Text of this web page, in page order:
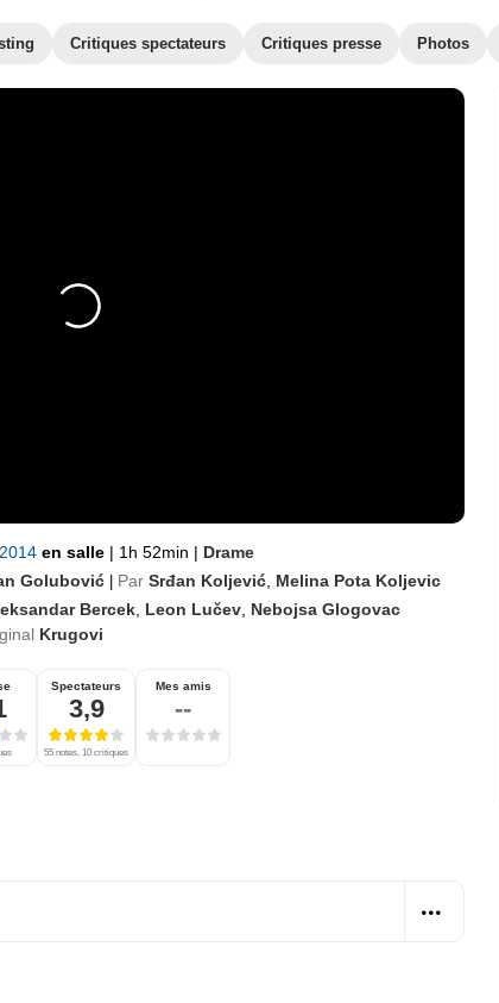
Critiques spectateurs Critiques presse Photos
en salle | 1h 52min | Drame
Golubović | Par Srđan Koljević Melina Pota Koljevic
Bercek Leon Lučev Nebojsa Glogovac
Krugovi
Spectateurs
3,9
55 notes, 10 critiques
Mes amis
--